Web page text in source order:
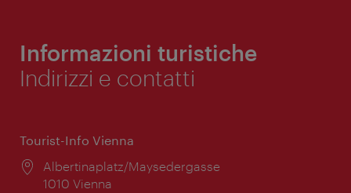
Informazioni turistiche
Indirizzi e contatti
Tourist-Info Vienna
Posizione:
Albertinaplatz/Maysedergasse
1010 Vienna